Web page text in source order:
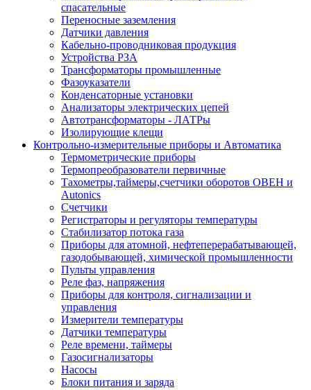
спасательные
Переносные заземления
Датчики давления
Кабельно-проводниковая продукция
Устройства РЗА
Трансформаторы промышленные
Фазоуказатели
Конденсаторные установки
Анализаторы электрических цепей
Автотрансформаторы - ЛАТРы
Изолирующие клещи
Контрольно-измерительные приборы и Автоматика
Термометрические приборы
Термопреобразователи первичные
Тахометры,таймеры,счетчики оборотов ОВЕН и
Autonics
Счетчики
Регистраторы и регуляторы температуры
Стабилизатор потока газа
Приборы для атомной, нефтеперерабатывающей,
газодобывающей, химической промышленности
Пульты управления
Реле фаз, напряжения
Приборы для контроля, сигнализации и
управления
Измерители температуры
Датчики температуры
Реле времени, таймеры
Газосигнализаторы
Насосы
Блоки питания и заряда